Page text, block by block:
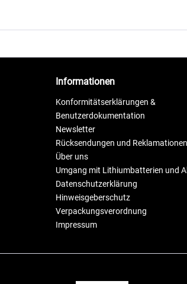
Informationen
Konformitätserklärungen &
Benutzerdokumentation
Newsletter
Rücksendungen und Reklamationen
Über uns
Umgang mit Lithiumbatterien und
Datenschutzerklärung
Hinweisgeberschutz
Verpackungsverordnung
Impressum